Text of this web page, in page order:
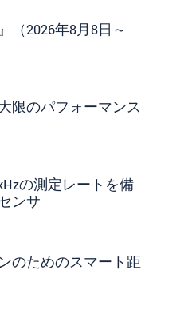
（2026年8月8日～
限のパフォーマンス
の測定レートを備
ンサ
のためのスマート距